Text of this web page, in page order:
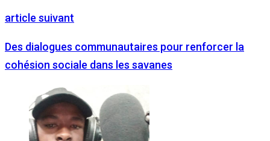
article suivant
Des dialogues communautaires pour renforcer la
cohésion sociale dans les savanes